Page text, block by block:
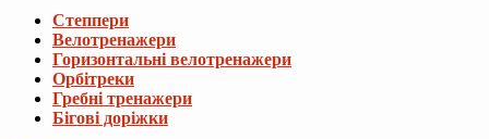
Степпери
Велотренажери
Горизонтальні велотренажери
Орбітреки
Гребні тренажери
Бігові доріжки